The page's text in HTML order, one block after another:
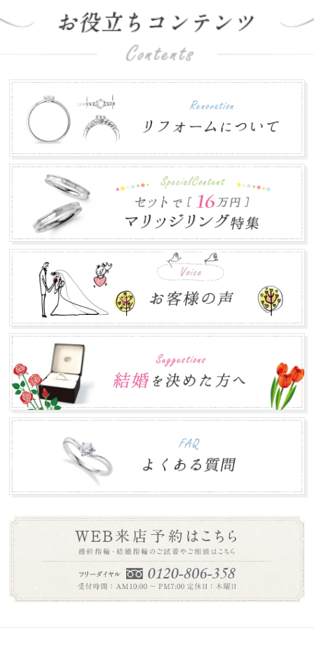
しくお願いいたします。 昨年度は、おかげさま...
平素は格別のお引き立てを賜わり厚くお礼申し上げます。
株式会社郡司宝石は、お盆期間中も通常営業致し...
ゴールデンウィークの営業について
2018.04.16
平素は格別のお引き立てを賜わり厚くお礼申し上げます。
年末年始のお知らせ
2017.12.12
本年は大変お世話になりありがとうございました。 誠に勝
手ながら下記の期間を年末年始休業とさせて頂き...
お盆営業について
2017.07.24
平素は格別のお引き立てを賜わり厚くお礼申し上げます。
株式会社郡司宝石は、お盆期間中も通常営業致し...
ゴールデンウィークの営業について
2017.04.30
ゴールデンウィークの営業に関しましては、通常通り営業
致します。 皆さまのご来店をお待ちしております...
年末年始のお知らせ
2016.12.27
本年は大変お世話になりありがとうございました。 誠に勝
手ながら下記の期間を年末年始休業とさせて頂き...